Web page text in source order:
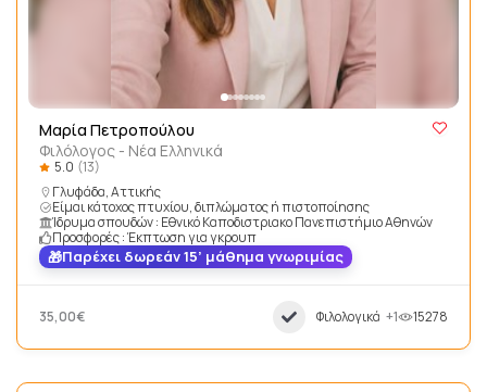
Μαρία Πετροπούλου
Φιλόλογος - Νέα Ελληνικά
5.0 (13)
Γλυφάδα, Αττικής
Είμαι κάτοχος πτυχίου, διπλώματος ή πιστοποίησης
Ίδρυμα σπουδών : Εθνικό Καποδιστριακο Πανεπιστήμιο Αθηνών
Προσφορές : Έκπτωση για γκρουπ
Παρέχει δωρεάν 15’ μάθημα γνωριμίας
35,00€ Φιλολογικά +1 15278